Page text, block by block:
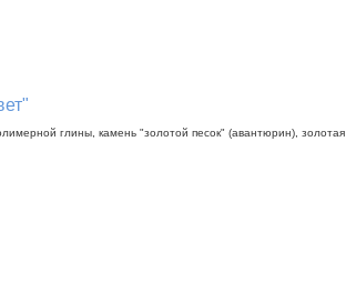
глины, камень "золотой песок" (авантюрин), золотая